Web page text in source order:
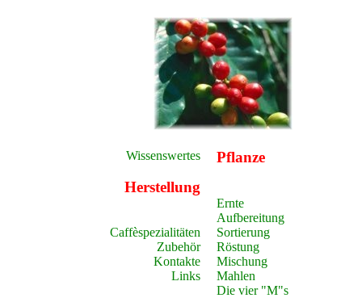
Wissenswertes
Herstellung
Caffèspezialitäten
Zubehör
Kontakte
Links
Pflanze
Ernte
Aufbereitung
Sortierung
Röstung
Mischung
Mahlen
Die vier "M"s